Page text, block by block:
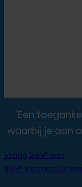
'Een
waarbij je aan
Vraag BRN® aan
BRN® instructeur